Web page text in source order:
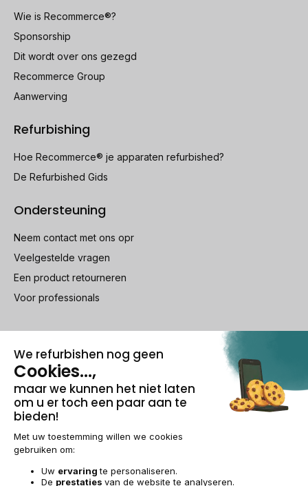
Wie is Recommerce®?
Sponsorship
Dit wordt over ons gezegd
Recommerce Group
Aanwerving
Refurbishing
Hoe Recommerce® je apparaten refurbished?
De Refurbished Gids
Ondersteuning
Neem contact met ons opr
Veelgestelde vragen
Een product retourneren
Voor professionals
100% beveiligde betaling
Wettelijke vermeldingen & AGBeheer van cookies
Algemene verkoopvoorwaarden
Toegankelijkheid